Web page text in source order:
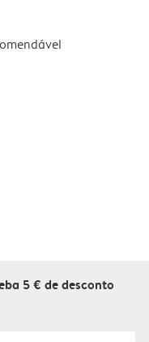
5 € de desconto